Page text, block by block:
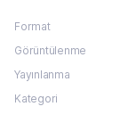
Format
Görüntülenme
Yayınlanma
Kategori